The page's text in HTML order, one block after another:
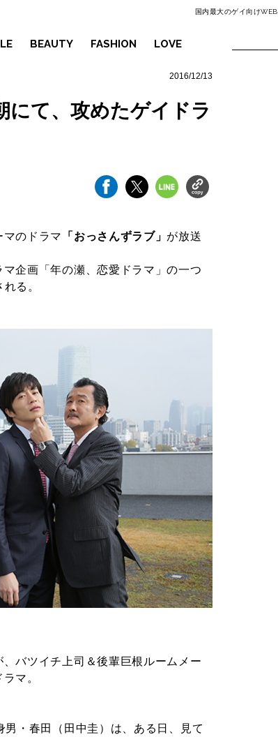
国内最大のゲイ向け
BEAUTY FASHION LOVE
2016/12/13
にて、攻めたゲイドラ
のドラマ 「おっさんずラブ」 が放送
企画「年の瀬、恋愛ドラマ」の一つ
る。
バツイチ上司＆後輩巨根ルームメー
マ。
・春田（田中圭）は、ある日、見て